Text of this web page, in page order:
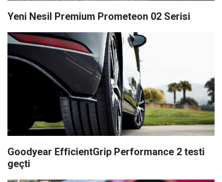
Yeni Nesil Premium Prometeon 02 Serisi
Goodyear EfficientGrip Performance 2 testi
geçti